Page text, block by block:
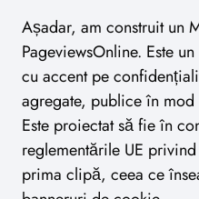
Așadar, am construit un
PageviewsOnline. Este
cu accent pe
agregate, publice în
Este proiectat să fie în
reglementările UE
prima clipă, ceea ce